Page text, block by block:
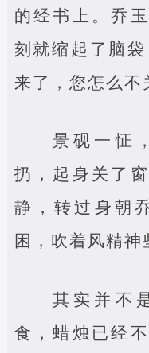
的经书上。乔
刻就缩起了脑
来了，您怎么不
景砚一怔
扔，起身关了
静，转过身朝
困，吹着风精神
其实并不
食，蜡烛已经